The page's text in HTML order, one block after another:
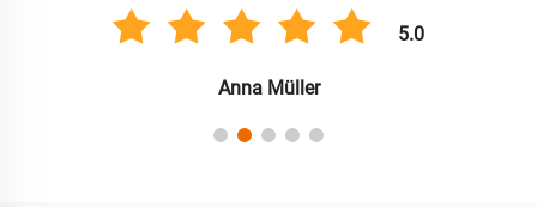
5.0
Anna Müller